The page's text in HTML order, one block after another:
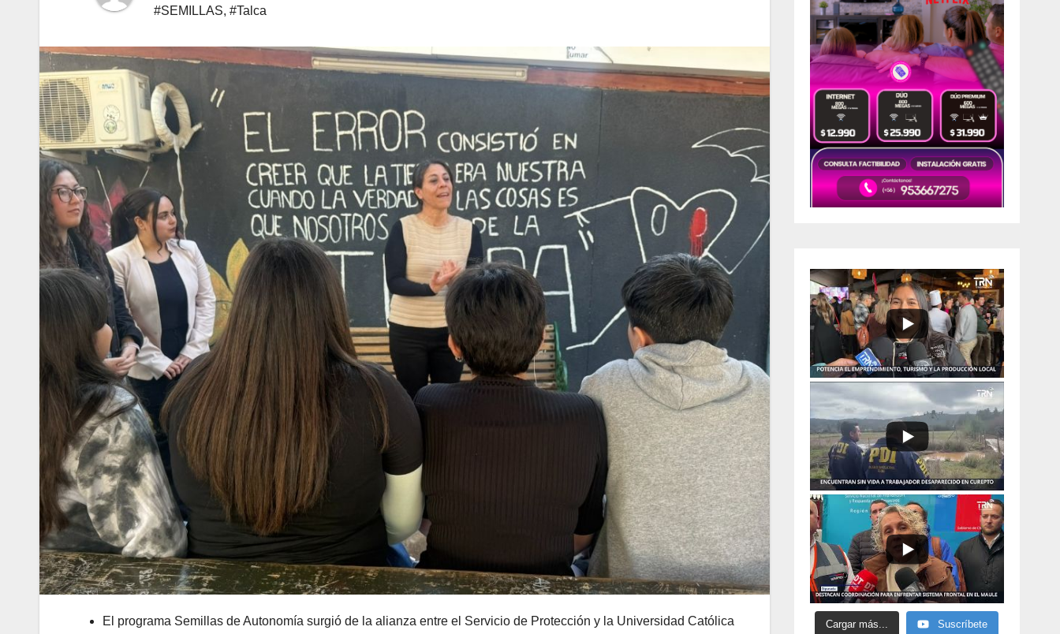
#SEMILLAS, #Talca
El programa Semillas de Autonomía surgió de la alianza entre el Servicio de Protección y la Universidad Católica
Cargar más... Suscríbete